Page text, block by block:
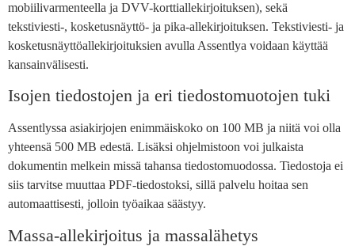
mobiilivarmenteella ja DVV-korttiallekirjoituksen), sekä
tekstiviesti-, kosketusnäyttö- ja pika-allekirjoituksen. Tekstiviesti- ja
kosketusnäyttöallekirjoituksien avulla Assentlya voidaan käyttää
kansainvälisesti.
Isojen tiedostojen ja eri tiedostomuotojen tuki
Assentlyssa asiakirjojen enimmäiskoko on 100 MB ja niitä voi olla
yhteensä 500 MB edestä. Lisäksi ohjelmistoon voi julkaista
dokumentin melkein missä tahansa tiedostomuodossa. Tiedostoja ei
siis tarvitse muuttaa PDF-tiedostoksi, sillä palvelu hoitaa sen
automaattisesti, jolloin työaikaa säästyy.
Massa-allekirjoitus ja massalähetys